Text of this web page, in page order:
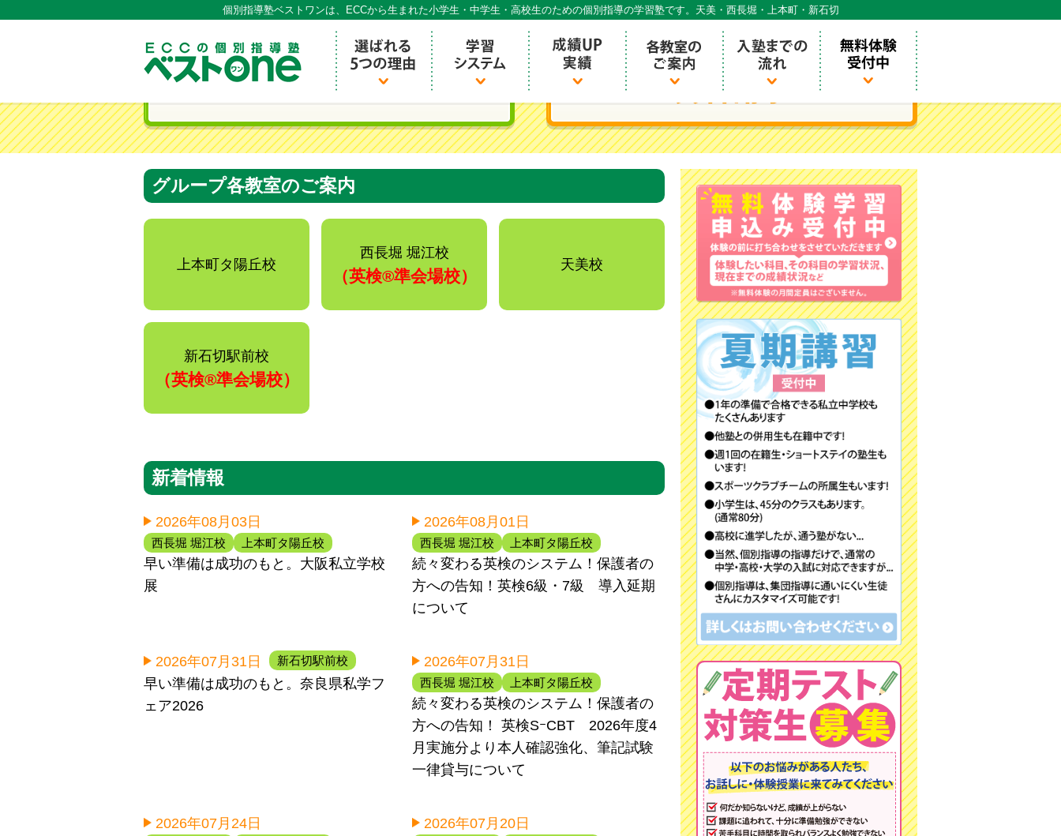
個別指導塾ベストワンは、ECCから生まれた小学生・中学生・高校生のための個別指導の学習塾です。天美・西長堀・上本町・新石切
ECCの個別指導ECCベストワン
グループ各教室のご案内
上本町タ陽丘校
西長堀 堀江校
（英検®️準会場校）
天美校
新石切駅前校
（英検®️準会場校）
新着情報
2026年08月03日
西長堀 堀江校 上本町タ陽丘校
早い準備は成功のもと。大阪私立学校
展
2026年08月01日
西長堀 堀江校 上本町タ陽丘校
続々変わる英検のシステム！保護者の
方への告知！英検6級・7級 導入延期
について
2026年07月31日 新石切駅前校
早い準備は成功のもと。奈良県私学フ
ェア2026
2026年07月31日
西長堀 堀江校 上本町タ陽丘校
続々変わる英検のシステム！保護者の
方への告知！ 英検SｰCBT 2026年度4
月実施分より本人確認強化、筆記試験
一律貸与について
2026年07月24日 2026年07月20日